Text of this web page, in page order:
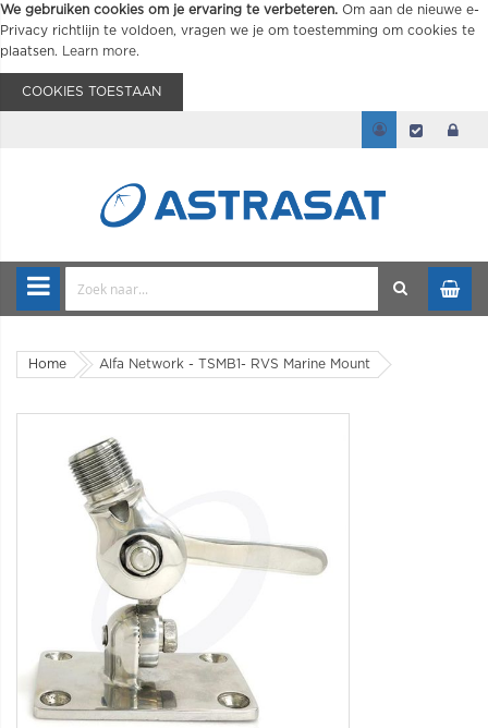
We gebruiken cookies om je ervaring te verbeteren. Om aan de nieuwe e-
Privacy richtlijn te voldoen, vragen we je om toestemming om cookies te
plaatsen.
Learn more.
COOKIES TOESTAAN
Home Alfa Network - TSMB1- RVS Marine Mount